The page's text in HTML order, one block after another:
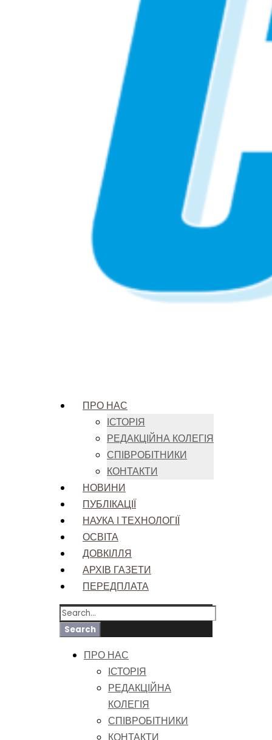
ПРО НАС
ІСТОРІЯ
РЕДАКЦІЙНА КОЛЕГІЯ
СПІВРОБІТНИКИ
КОНТАКТИ
НОВИНИ
ПУБЛІКАЦІЇ
НАУКА І ТЕХНОЛОГІЇ
ОСВІТА
ДОВКІЛЛЯ
АРХІВ ГАЗЕТИ
ПЕРЕДПЛАТА
ПРО НАС
ІСТОРІЯ
РЕДАКЦІЙНА
КОЛЕГІЯ
СПІВРОБІТНИКИ